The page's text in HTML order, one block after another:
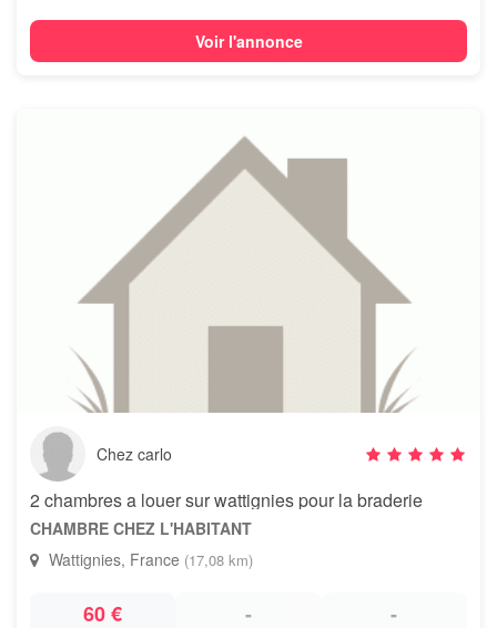
Voir l'annonce
Chez carlo
2 chambres a louer sur wattignies pour la braderie
CHAMBRE CHEZ L'HABITANT
Wattignies, France (17,08 km)
60 € - -